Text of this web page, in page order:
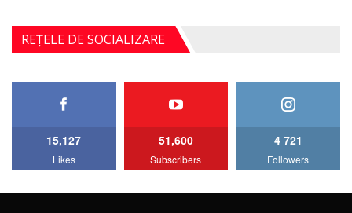
5
Noul BYD ATTO 2 DM-i / Test Drive
AutoBlog.MD
17:35
4MATIC V223) / Test Drive AutoBlog.MD
REȚELE DE SOCIALIZARE
15,127
Likes
51,600
Subscribers
4 721
Followers